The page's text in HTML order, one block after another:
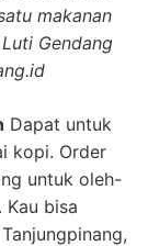
makanan
Gendang
Dapat untuk
kopi. Order
untuk oleh-
bisa